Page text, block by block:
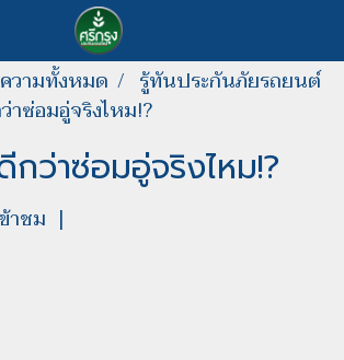
วามทั้งหมด
รู้ทันประกันภัยรถยนต์
าซ่อมอู่จริงไหม!?
ว่าซ่อมอู่จริงไหม!?
าชม |